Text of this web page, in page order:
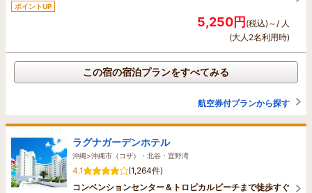
ポイントUP
5,250円(税込)～/ 人
(大人2名利用時)
この宿の宿泊プランをすべてみる
航空券付プランから探す
ラグナガーデンホテル
沖縄>沖縄市（コザ）・北谷・宜野湾
4.1
(1,264件)
コンベンションセンター＆トロピカルビーチまで徒歩すぐ